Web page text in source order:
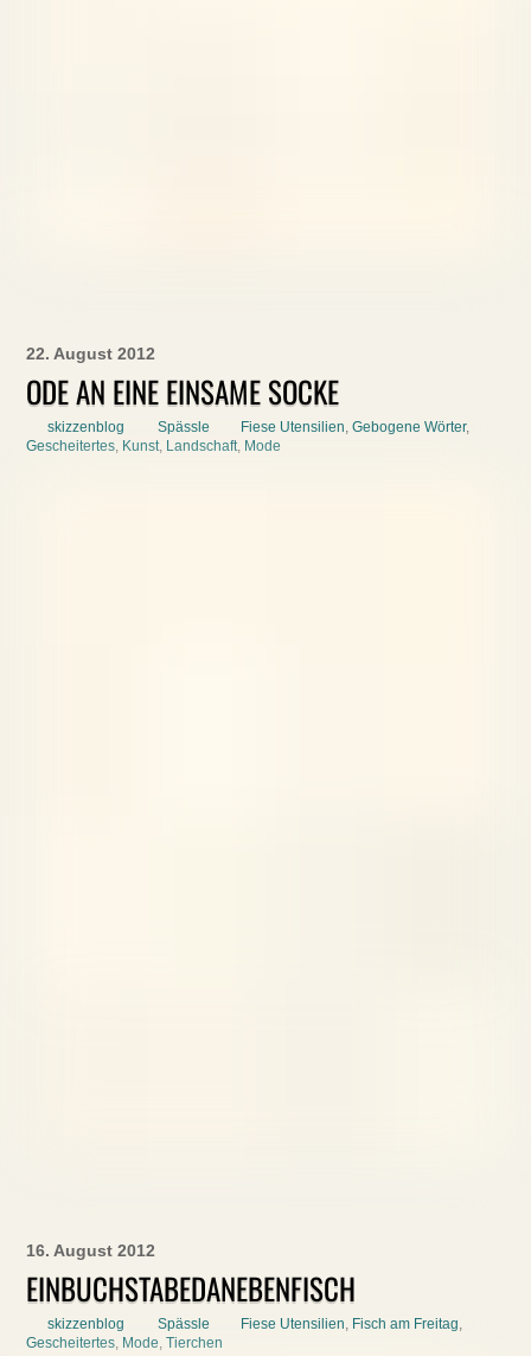
22. August 2012
ODE AN EINE EINSAME SOCKE
skizzenblog Spässle Fiese Utensilien ,Gebogene Wörter,
Gescheitertes Kunst Landschaft Mode
16. August 2012
EINBUCHSTABEDANEBENFISCH
skizzenblog Spässle Fiese Utensilien Fisch am Freitag
Gescheitertes Mode ,Tierchen